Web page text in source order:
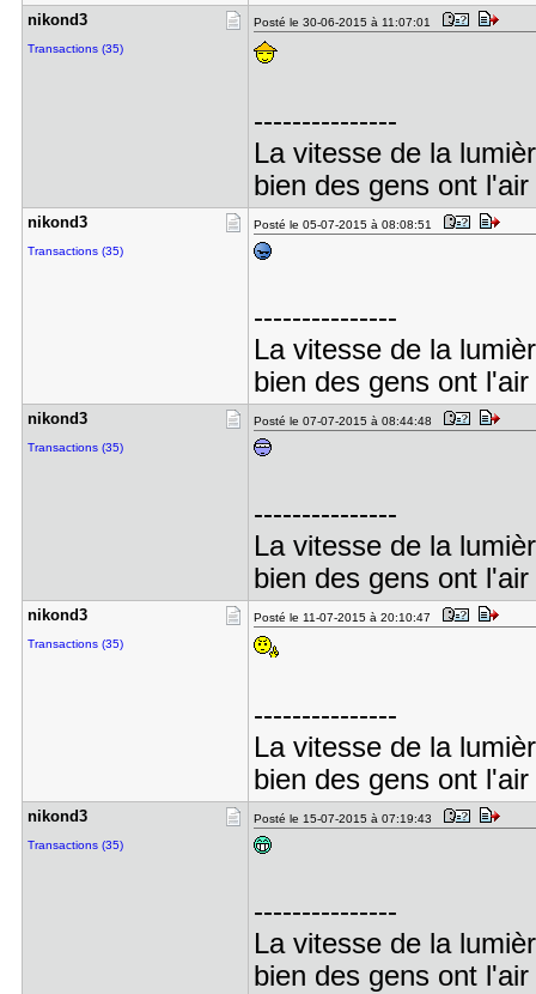
nikond3
Transactions (35)
Posté le 30-06-2015 à 11:07:01
---------------
La vitesse de la
bien des gens ont
nikond3
Transactions (35)
Posté le 05-07-2015 à 08:08:51
---------------
La vitesse de la
bien des gens ont
nikond3
Transactions (35)
Posté le 07-07-2015 à 08:44:48
---------------
La vitesse de la
bien des gens ont
nikond3
Transactions (35)
Posté le 11-07-2015 à 20:10:47
---------------
La vitesse de la
bien des gens ont
nikond3
Transactions (35)
Posté le 15-07-2015 à 07:19:43
---------------
La vitesse de la
bien des gens ont